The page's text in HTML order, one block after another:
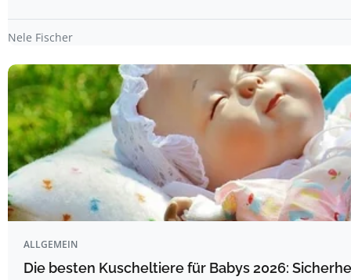
Nele Fischer
ALLGEMEIN
Die besten Kuscheltiere für Babys 2026: